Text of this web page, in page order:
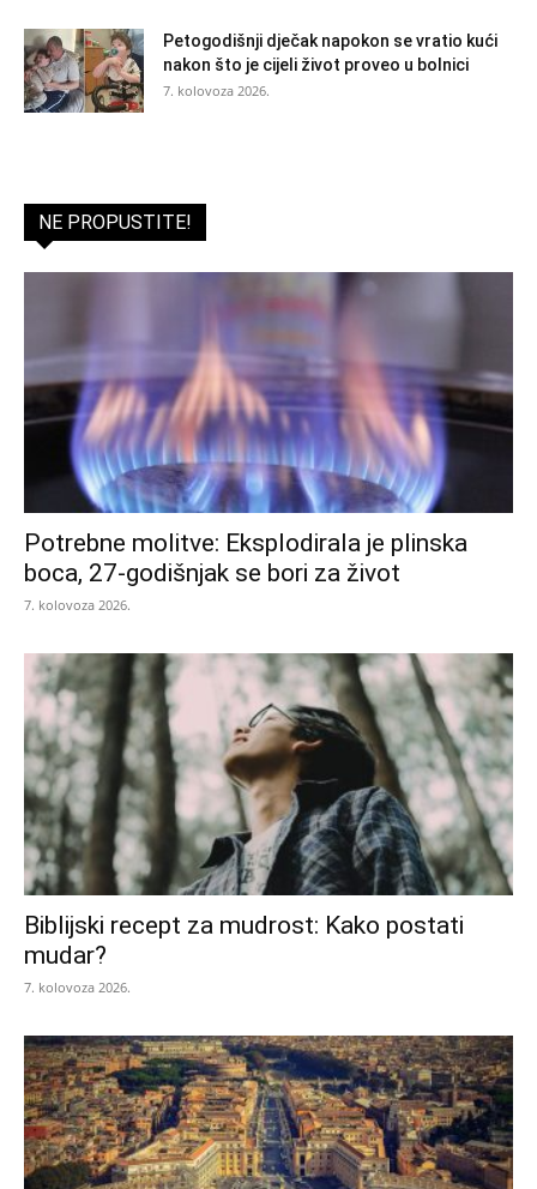
Petogodišnji dječak napokon se vratio kući
nakon što je cijeli život proveo u bolnici
7. kolovoza 2026.
NE PROPUSTITE!
Potrebne molitve: Eksplodirala je plinska
boca, 27-godišnjak se bori za život
7. kolovoza 2026.
Biblijski recept za mudrost: Kako postati
mudar?
7. kolovoza 2026.